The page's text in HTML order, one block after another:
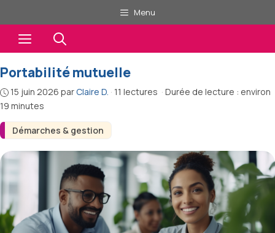
au
contenu
Menu
Menu
Démarches & gestion
Portabilité mutuelle
15 juin 2026 par Claire D. · 11 lectures · Durée de lecture : environ
19 minutes